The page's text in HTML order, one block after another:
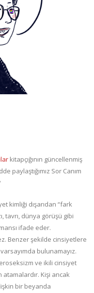
kitapçığının güncellenmiş
paylaştığımız Sor Canım
kimliği dışarıdan “fark
tavrı, dünya görüşü gibi
ifade eder.
Benzer şekilde cinsiyetlere
bulunamayız.
ve ikili cinsiyet
atamalardır. Kişi ancak
bir beyanda